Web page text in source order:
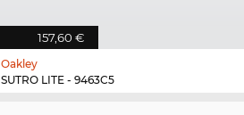
157,60 €
Oakley
SUTRO LITE - 9463C5